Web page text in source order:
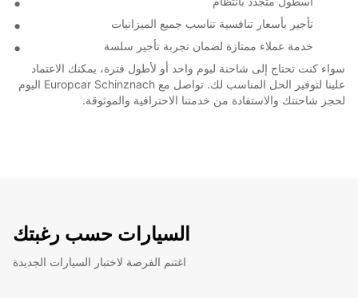
تأجير بأسعار تنافسية تناسب جميع الميزانيات
خدمة عملاء ممتازة لضمان تجربة تأجير سلسة
سواء كنت تحتاج إلى شاحنة ليوم واحد أو لأطول فترة، يمكنك الاعتماد
علينا لتوفير الحل المناسب لك. تواصل مع Europcar Schinznach اليوم
لحجز شاحنتك والاستفادة من خدمتنا الاحترافية والموثوقة.
السيارات حسب رغبتك
اغتنم الفرصة لاختبار السيارات الجديدة